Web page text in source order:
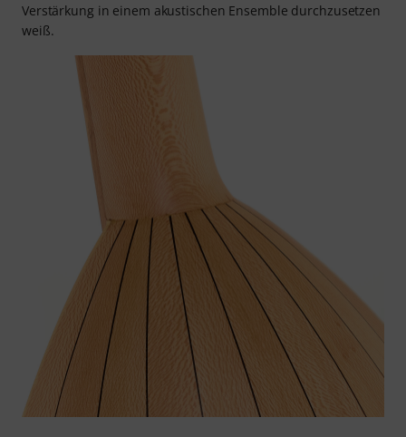
Verstärkung in einem akustischen Ensemble durchzusetzen
weiß.